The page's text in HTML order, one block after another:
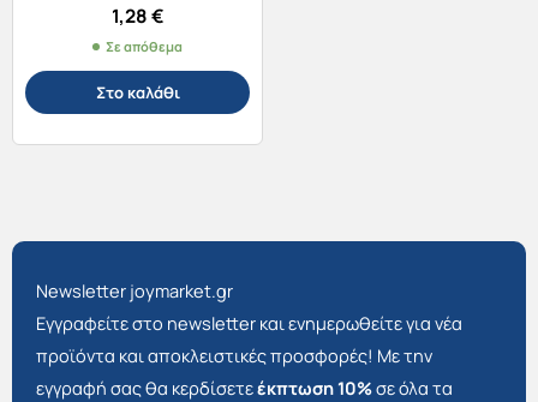
1,28€
Σε απόθεμα
Στο καλάθι
Newsletter joymarket.gr
Εγγραφείτε στο newsletter και ενημερωθείτε για νέα
προϊόντα και αποκλειστικές προσφορές! Με την
εγγραφή σας θα κερδίσετεέκπτωση 10%σε όλα τα